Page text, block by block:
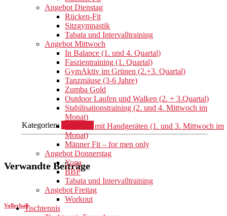
Angebot Dienstag
Rücken-Fit
Sitzgymnastik
Tabata und Intervalltraining
Angebot Mittwoch
In Balance (1. und 4. Quartal)
Faszientraining (1. Quartal)
GymAktiv im Grünen (2.+3. Quartal)
Tanzmäuse (3-6 Jahre)
Zumba Gold
Outdoor Laufen und Walken (2. + 3.Quartal)
Stabilisationstraining (2. und 4. Mittwoch im
Monat)
Workout mit Handgeräten (1. und 3. Mittwoch im
Monat)
Männer Fit – for men only
Angebot Donnerstag
Yoga
BBP
Tabata und Intervalltraining
Angebot Freitag
Workout
Tischtennis
Kategorien:
Verwandte Beiträge
Volleyball